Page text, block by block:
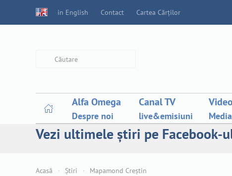
in English Contact Cartea Cărților
Alfa Omega
Despre noi
Canal TV
live&emisiuni
Video
Vezi ultimele știri pe Facebook-
Acasă Știri Mapamond Creștin